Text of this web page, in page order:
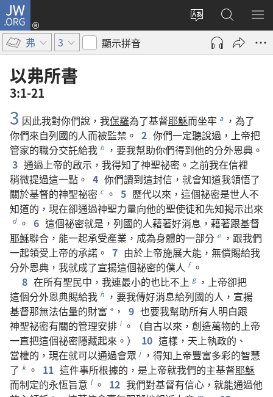
JW.ORG
更
網
登
入
啟
搜
尋
JW.ORG
顯
選
弗 3 顯示拼音
以弗所書
3:1-21
3 因此我對你們說 ， 我保羅為了基督耶穌而坐牢 a ， 為了
你們來自列國的人而被監禁 。 2 你們一定聽說過 ， 上帝把
管家的職分交託給我 b ， 要我幫助你們得到他的分外恩典 。
3 通過上帝的啟示 ， 我得知了神聖祕密 。 之前我在信裡
稍微提過這一點 。 4 你們讀到這封信 ， 就會知道我領悟了
關於基督的神聖祕密 c 。 5 歷代以來 ， 這個祕密是世人不
知道的 ， 現在卻通過神聖力量向他的聖使徒和先知揭示出來
d 。 6 這個祕密就是 ， 列國的人藉著好消息 ， 藉著跟基督
耶穌聯合 ， 能一起承受產業 ， 成為身體的一部分 e ， 跟我們
一起領受上帝的承諾 。 7 由於上帝施展大能 ， 無償賜給我
分外恩典 ， 我就成了宣揚這個祕密的僕人 f 。
8 在所有聖民中 ， 我連最小的也比不上 g ， 上帝卻把
這個分外恩典賜給我 h ， 要我傳好消息給列國的人 ， 宣揚
基督那無法估量的財富 * ， 9 也要我幫助所有人明白跟
神聖祕密有關的管理安排 i 。（自古以來 ， 創造萬物的上帝
一直把這個祕密隱藏起來 。） 10 這樣 ， 天上執政的 、
當權的 ， 現在就可以通過會眾 j ， 得知上帝豐富多彩的智慧
了 k 。 11 這件事所根據的 ， 是上帝就我們的主基督耶穌
而制定的永恆旨意 l 。 12 我們對基督有信心 ， 就能通過他